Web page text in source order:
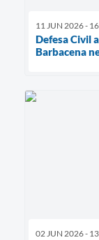
11 JUN 2026 -
Defesa Civil
Barbacena
02 JUN 2026 -